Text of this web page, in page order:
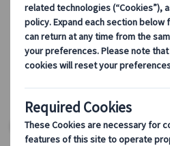
カテゴリーから探す
市内観光 ベルリン市内
ヨーロッパ・プライベートツアー